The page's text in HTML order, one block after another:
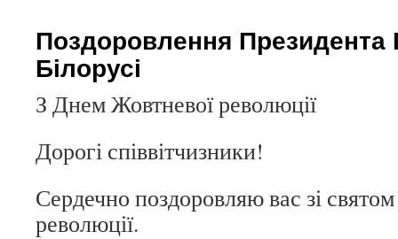
Поздоровлення Президента
Білорусі
З Днем Жовтневої революції
Дорогі співвітчизники!
Сердечно поздоровляю вас зі
революції.